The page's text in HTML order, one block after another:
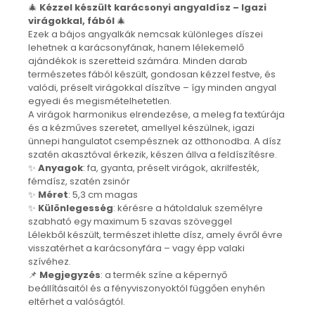
Fülbevaló
Ékszertartó
Ásvány ékszerek
Nyaklánc / Medál
Fülbevaló
Karperec
Ékszer szett
Fa ékszerek
Nyaklánc / Medál
Fülbevaló
Ékszer szett
Karperec
Fémmentes ékszerek
Karperec
Egyéb kiegészítők
Ékszertartó
Könyvjelző
🎄 Kézzel készült karácsonyi angyaldísz – Igazi
virágokkal, fából 🎄
Ezek a bájos angyalkák nemcsak különleges díszei
lehetnek a karácsonyfának, hanem lélekemelő
ajándékok is szeretteid számára. Minden darab
természetes fából készült, gondosan kézzel festve, és
valódi, préselt virágokkal díszítve – így minden angyal
egyedi és megismételhetetlen.
A virágok harmonikus elrendezése, a meleg fa textúrája
és a kézműves szeretet, amellyel készülnek, igazi
ünnepi hangulatot csempésznek az otthonodba. A dísz
szatén akasztóval érkezik, készen állva a feldíszítésre.
✨ Anyagok: fa, gyanta, préselt virágok, akrilfesték,
fémdísz, szatén zsinór
✨ Méret: 5,3 cm magas
✨ Különlegesség: kérésre a hátoldaluk személyre
szabható egy maximum 5 szavas szöveggel
Lélekből készült, természet ihlette dísz, amely évről évre
visszatérhet a karácsonyfára – vagy épp valaki
szívéhez.
📌 Megjegyzés: a termék színe a képernyő
beállításaitól és a fényviszonyoktól függően enyhén
eltérhet a valóságtól.